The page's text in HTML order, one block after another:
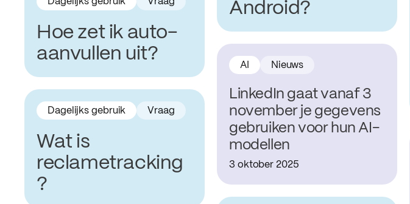
Android?
Hoe zet ik auto-
aanvullen uit?
LinkedIn gaat vanaf 3
november je gegevens
gebruiken voor hun AI-
modellen
AI Nieuws
3 oktober 2025
Wat is
reclametracking
?
Dagelijks gebruik Vraag